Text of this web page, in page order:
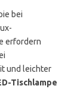
bei
erfordern
und leichter
Tischlampe